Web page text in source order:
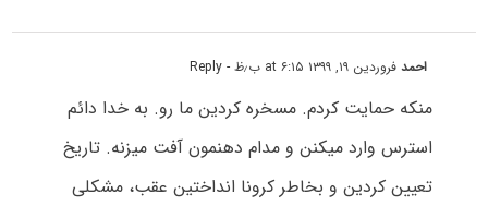
احمدفروردین ۱۹, ۱۳۹۹ at ۶:۱۵ ب٫ظ - Reply
منکه حمایت کردم. مسخره کردین ما رو. به خدا دائم
استرس وارد میکنن و مدام دهنمون آفت میزنه. تاریخ
تعیین کردین و بخاطر کرونا انداختین عقب، مشکلی